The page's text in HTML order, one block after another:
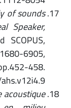
of sounds
Speaker,
SCOPUS,
6905,
458.
acoustique